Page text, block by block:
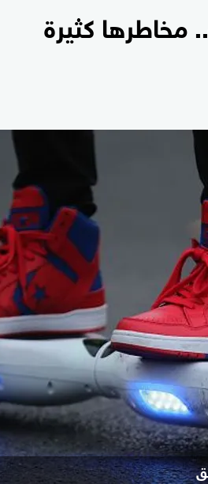
مخاطرها كثيرة